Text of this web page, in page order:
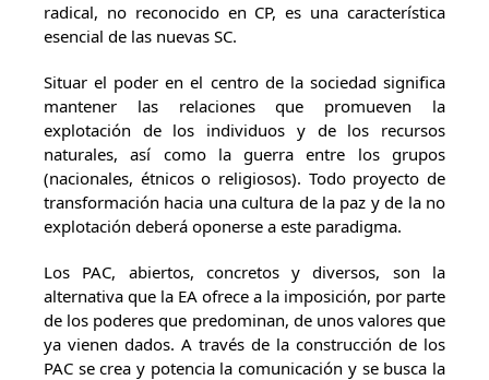
radical, no reconocido en CP, es una característica
esencial de las nuevas SC.
Situar el poder en el centro de la sociedad significa
mantener las relaciones que promueven la
explotación de los individuos y de los recursos
naturales, así como la guerra entre los grupos
(nacionales, étnicos o religiosos). Todo proyecto de
transformación hacia una cultura de la paz y de la no
explotación deberá oponerse a este paradigma.
Los PAC, abiertos, concretos y diversos, son la
alternativa que la EA ofrece a la imposición, por parte
de los poderes que predominan, de unos valores que
ya vienen dados. A través de la construcción de los
PAC se crea y potencia la comunicación y se busca la